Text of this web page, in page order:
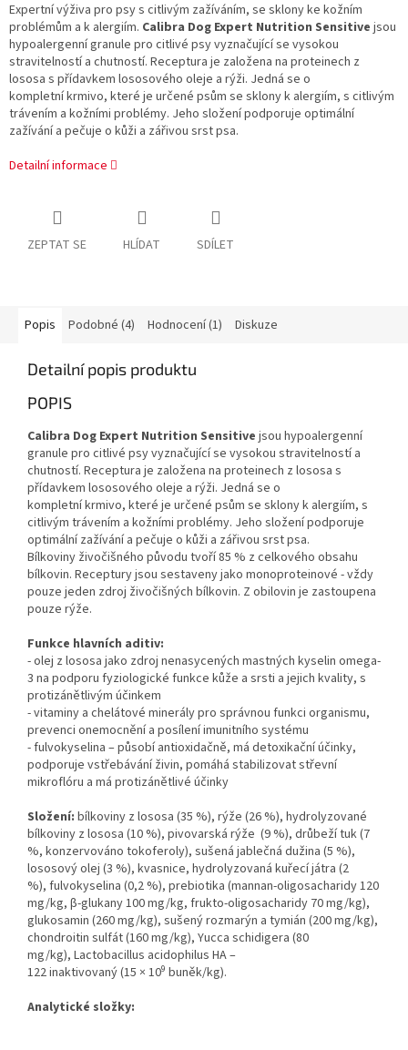
Expertní výživa pro psy s citlivým zažíváním, se sklony ke kožním
problémům a k alergiím. Calibra Dog Expert Nutrition Sensitive jsou
hypoalergenní granule pro citlivé psy vyznačující se vysokou
stravitelností a chutností. Receptura je založena na proteinech z
lososa s přídavkem lososového oleje a rýži. Jedná se o
kompletní krmivo, které je určené psům se sklony k alergiím, s citlivým
trávením a kožními problémy. Jeho složení podporuje optimální
zažívání a pečuje o kůži a zářivou srst psa.
Detailní informace
ZEPTAT SE HLÍDAT SDÍLET
Popis Podobné (4) Hodnocení (1) Diskuze
Detailní popis produktu
POPIS
Calibra Dog Expert Nutrition Sensitive jsou hypoalergenní
granule pro citlivé psy vyznačující se vysokou stravitelností a
chutností. Receptura je založena na proteinech z lososa s
přídavkem lososového oleje a rýži. Jedná se o
kompletní krmivo, které je určené psům se sklony k alergiím, s
citlivým trávením a kožními problémy. Jeho složení podporuje
optimální zažívání a pečuje o kůži a zářivou srst psa.
Bílkoviny živočišného původu tvoří 85 % z celkového obsahu
bílkovin. Receptury jsou sestaveny jako monoproteinové - vždy
pouze jeden zdroj živočišných bílkovin. Z obilovin je zastoupena
pouze rýže.
Funkce hlavních aditiv:
- olej z lososa jako zdroj nenasycených mastných kyselin omega-
3 na podporu fyziologické funkce kůže a srsti a jejich kvality, s
protizánětlivým účinkem
- vitaminy a chelátové minerály pro správnou funkci organismu,
prevenci onemocnění a posílení imunitního systému
- fulvokyselina – působí antioxidačně, má detoxikační účinky,
podporuje vstřebávání živin, pomáhá stabilizovat střevní
mikroflóru a má protizánětlivé účinky
Složení: bílkoviny z lososa (35 %), rýže (26 %), hydrolyzované
bílkoviny z lososa (10 %), pivovarská rýže (9 %), drůbeží tuk (7
%, konzervováno tokoferoly), sušená jablečná dužina (5 %),
lososový olej (3 %), kvasnice, hydrolyzovaná kuřecí játra (2
%), fulvokyselina (0,2 %), prebiotika (mannan-oligosacharidy 120
mg/kg, β-glukany 100 mg/kg, frukto-oligosacharidy 70 mg/kg),
glukosamin (260 mg/kg), sušený rozmarýn a tymián (200 mg/kg),
chondroitin sulfát (160 mg/kg), Yucca schidigera (80
mg/kg), Lactobacillus acidophilus HA –
122 inaktivovaný (15 × 109 buněk/kg).
Analytické složky: